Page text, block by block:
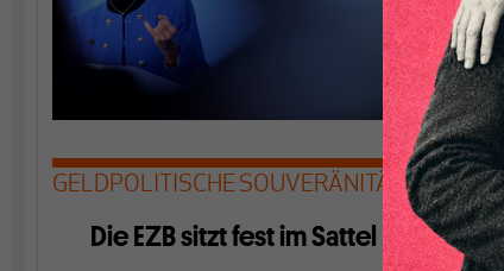
GELDPOLITISCHE SOUVERÄNITÄT
Die EZB sitzt fest im Sattel